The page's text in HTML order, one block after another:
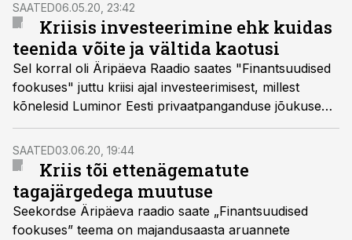
SAATED06.05.20, 23:42
Kriisis investeerimine ehk kuidas
teenida võite ja vältida kaotusi
Sel korral oli Äripäeva Raadio saates "Finantsuudised
fookuses" juttu kriisi ajal investeerimisest, millest
kõnelesid Luminor Eesti privaatpanganduse jõukuse
juht Kalle Kose ning investeerimisblogi Dividend
Investor eestvedaja ja endine kauaaegne
pensionifondide fondijuht Märten Kress.
SAATED03.06.20, 19:44
Kriis tõi ettenägematute
tagajärgedega muutuse
Seekordse Äripäeva raadio saate „Finantsuudised
fookuses” teema on majandusaasta aruannete